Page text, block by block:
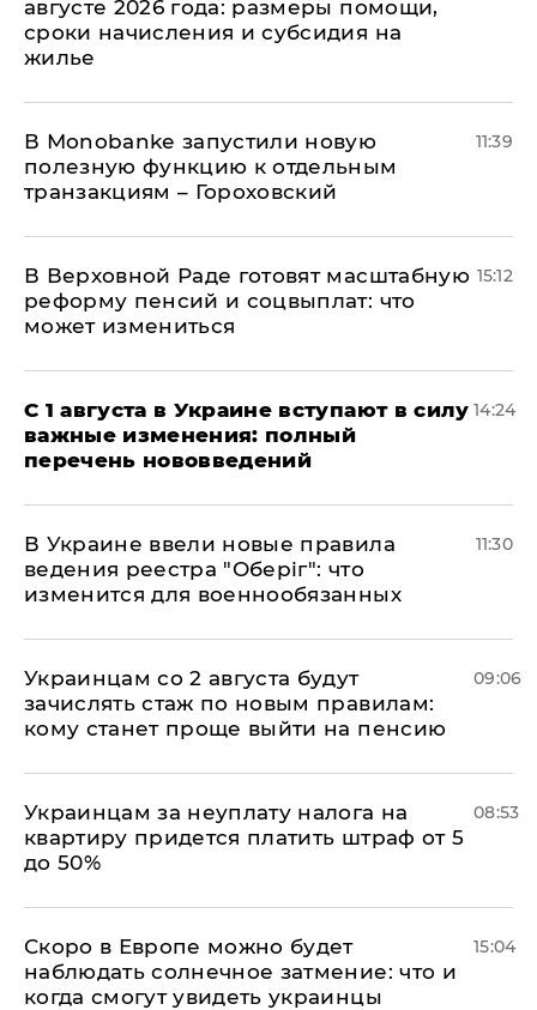
августе 2026 года: размеры помощи,
сроки начисления и субсидия на
жилье
В Мonobankе запустили новую
полезную функцию к отдельным
транзакциям – Гороховский
11:39
В Верховной Раде готовят масштабную
реформу пенсий и соцвыплат: что
может измениться
15:12
С 1 августа в Украине вступают в силу
важные изменения: полный
перечень нововведений
14:24
В Украине ввели новые правила
ведения реестра "Оберіг": что
изменится для военнообязанных
11:30
Украинцам со 2 августа будут
зачислять стаж по новым правилам:
кому станет проще выйти на пенсию
09:06
Украинцам за неуплату налога на
квартиру придется платить штраф от 5
до 50%
08:53
Скоро в Европе можно будет
наблюдать солнечное затмение: что и
когда смогут увидеть украинцы
15:04